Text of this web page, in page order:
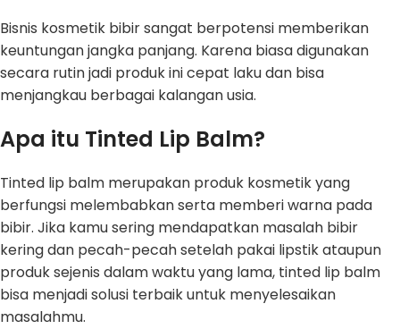
Bisnis kosmetik bibir sangat berpotensi memberikan
keuntungan jangka panjang. Karena biasa digunakan
secara rutin jadi produk ini cepat laku dan bisa
menjangkau berbagai kalangan usia.
Apa itu Tinted Lip Balm?
Tinted lip balm merupakan produk kosmetik yang
berfungsi melembabkan serta memberi warna pada
bibir. Jika kamu sering mendapatkan masalah bibir
kering dan pecah-pecah setelah pakai lipstik ataupun
produk sejenis dalam waktu yang lama, tinted lip balm
bisa menjadi solusi terbaik untuk menyelesaikan
masalahmu.